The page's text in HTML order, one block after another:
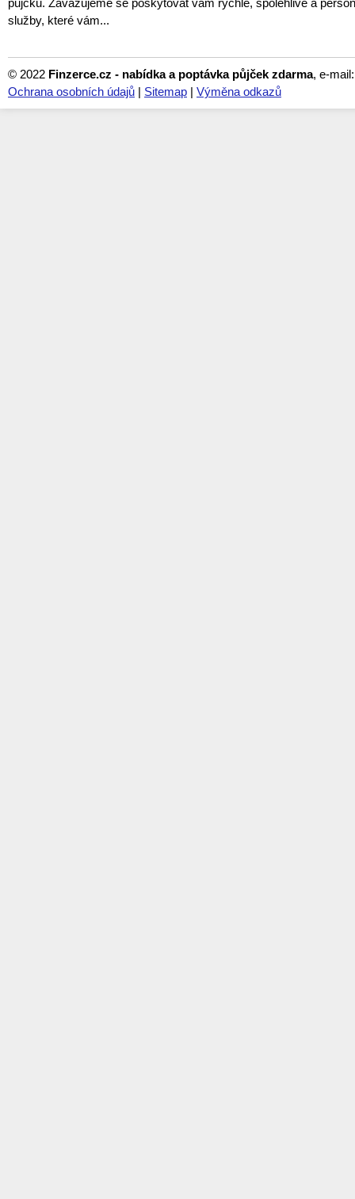
služby, které vám...
© 2022 Finzerce.cz - nabídka a poptávka půjček zdarma, e-
Ochrana osobních údajů | Sitemap | Výměna odkazů